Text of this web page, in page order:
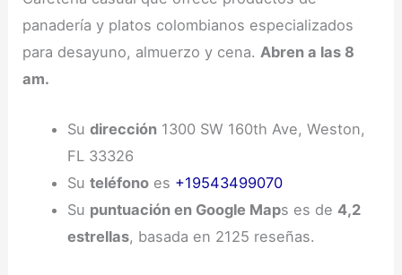
panadería y platos colombianos especializados
para desayuno, almuerzo y cena. Abren a las 8
am.
Su dirección1300 SW 160th Ave, Weston,
FL 33326
Su teléfonoes +19543499070
Su puntuación en Google Maps es de 4,2
estrellas, basada en 2125 reseñas.